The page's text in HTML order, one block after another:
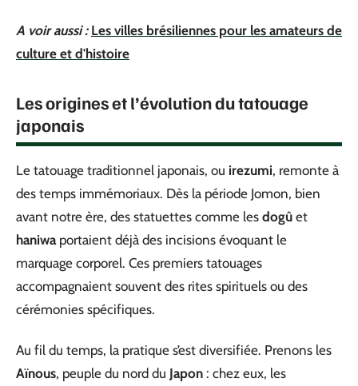
A voir aussi : Les villes brésiliennes pour les amateurs de
culture et d'histoire
Les origines et l’évolution du tatouage
japonais
Le tatouage traditionnel japonais, ou irezumi, remonte à
des temps immémoriaux. Dès la période Jomon, bien
avant notre ère, des statuettes comme les dogû et
haniwaportaient déjà des incisions évoquant le
marquage corporel. Ces premiers tatouages
accompagnaient souvent des rites spirituels ou des
cérémonies spécifiques.
Au fil du temps, la pratique s’est diversifiée. Prenons les
Aïnous, peuple du nord du Japon : chez eux, les